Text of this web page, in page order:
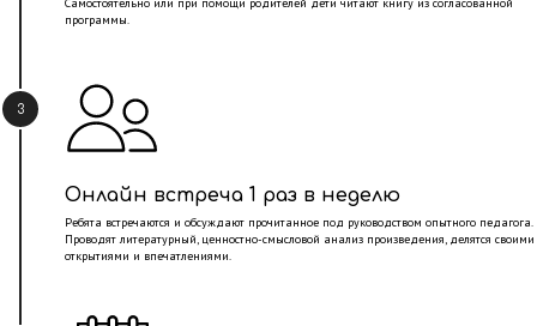
программы.
3
Онлайн встреча 1 раз в неделю
Ребята встречаются и обсуждают прочитанное под руководством опытного педагога.
Проводят литературный, ценностно-смысловой анализ произведения, делятся своими
открытиями и впечатлениями.